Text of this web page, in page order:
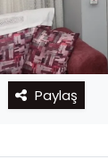
Paylaş